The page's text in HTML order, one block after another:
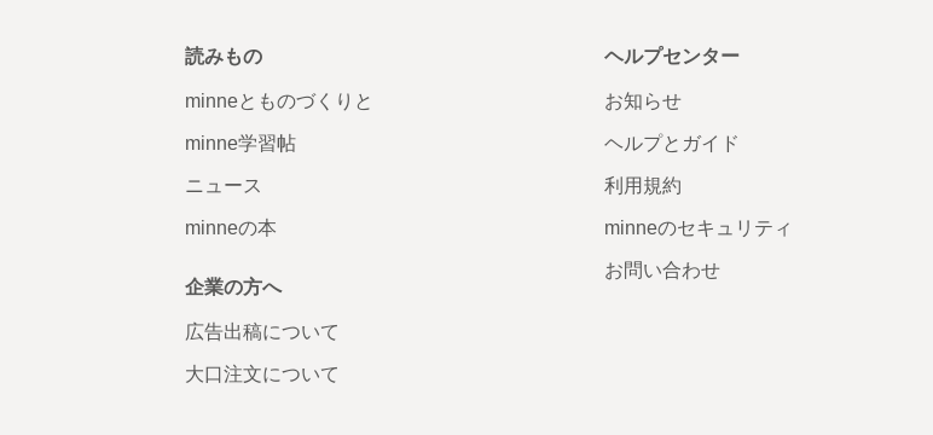
読みもの
minneとものづくりと
minne学習帖
ニュース
minneの本
企業の方へ
広告出稿について
大口注文について
ヘルプセンター
お知らせ
ヘルプとガイド
利用規約
minneのセキュリティ
お問い合わせ